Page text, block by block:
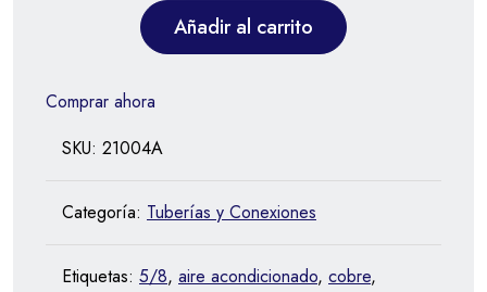
Añadir al carrito
Comprar ahora
SKU: 21004A
Categoría: Tuberías y Conexiones
Etiquetas: 5/8, aire acondicionado, cobre,